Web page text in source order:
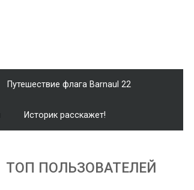
Путешествие флага Barnaul 22
Историк расскажет!
ТОП ПОЛЬЗОВАТЕЛЕЙ